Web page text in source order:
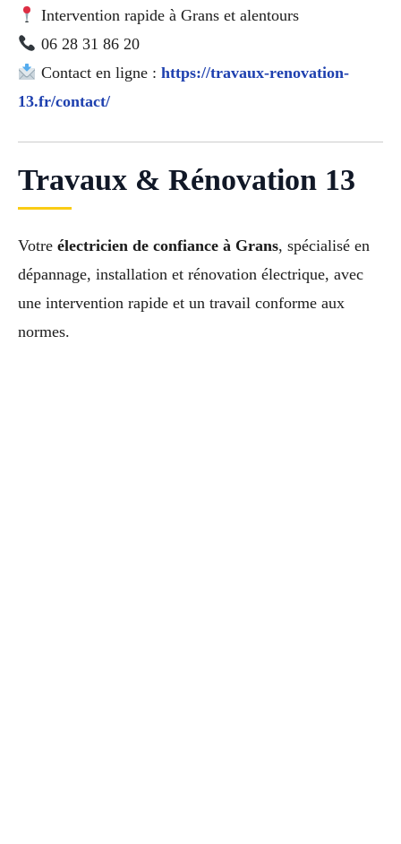
Intervention rapide à Grans et alentours
06 28 31 86 20
Contact en ligne : https://travaux-renovation-
13.fr/contact/
Travaux & Rénovation 13
Votre électricien de confiance à Grans, spécialisé en
dépannage, installation et rénovation électrique, avec
une intervention rapide et un travail conforme aux
normes.